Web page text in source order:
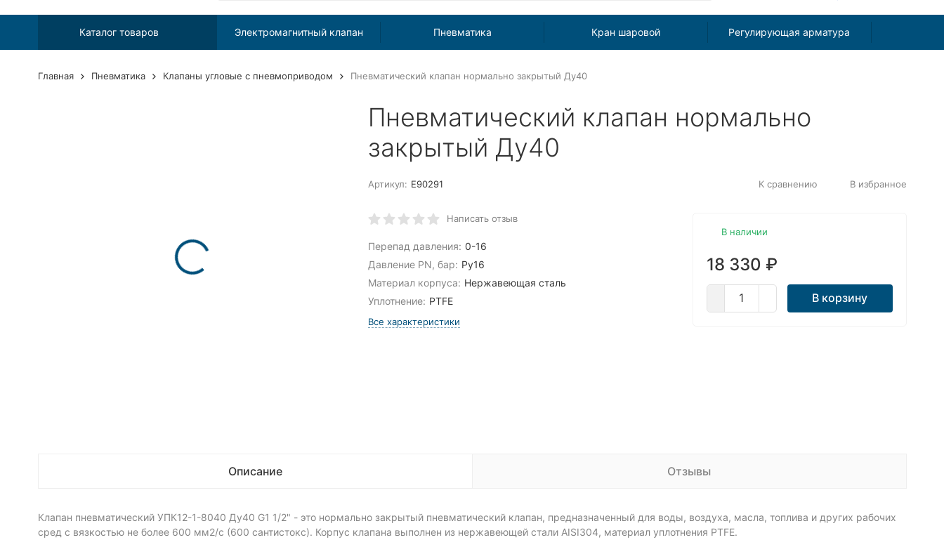
Каталог товаров Электромагнитный клапан Пневматика Кран шаровой Регулирующая арматура
Главная Пневматика Клапаны угловые с пневмоприводом Пневматический клапан нормально закрытый Ду40
Пневматический клапан нормально
закрытый Ду40
Артикул: E90291 К сравнению В избранное
Написать отзыв
Перепад давления: 0-16
Давление PN, бар: Ру16
Материал корпуса: Нержавеющая сталь
Уплотнение: PTFE
Все характеристики
В наличии
18 330 ₽
В корзину
Описание Отзывы
Клапан пневматический УПК12-1-8040 Ду40 G1 1/2" - это нормально закрытый пневматический клапан, предназначенный для воды, воздуха, масла, топлива и других рабочих
сред с вязкостью не более 600 мм2/с (600 сантистокс). Корпус клапана выполнен из нержавеющей стали AISI304, материал уплотнения PTFE.